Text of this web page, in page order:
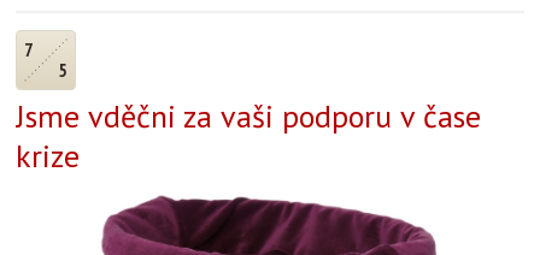
7
5
Jsme vděčni za vaši podporu v čase
krize